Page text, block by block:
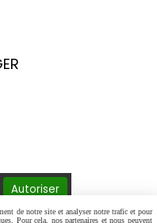
Autoriser
de notre site et analyser notre trafic et pour
Pour cela, nos partenaires et nous peuvent